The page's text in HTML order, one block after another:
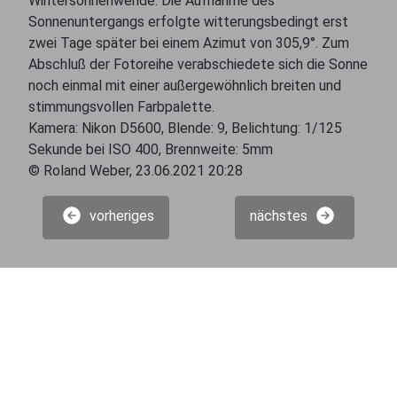
Sonnenuntergangs erfolgte witterungsbedingt erst
zwei Tage später bei einem Azimut von 305,9°. Zum
Abschluß der Fotoreihe verabschiedete sich die Sonne
noch einmal mit einer außergewöhnlich breiten und
stimmungsvollen Farbpalette.
Kamera: Nikon D5600, Blende: 9, Belichtung: 1/125
Sekunde bei ISO 400, Brennweite: 5mm
© Roland Weber, 23.06.2021 20:28
vorheriges nächstes